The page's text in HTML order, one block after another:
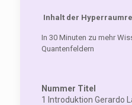
Inhalt der
In 30 Minuten zu mehr
Quantenfeldern
Nummer Titel
1 Introduktion Gerardo